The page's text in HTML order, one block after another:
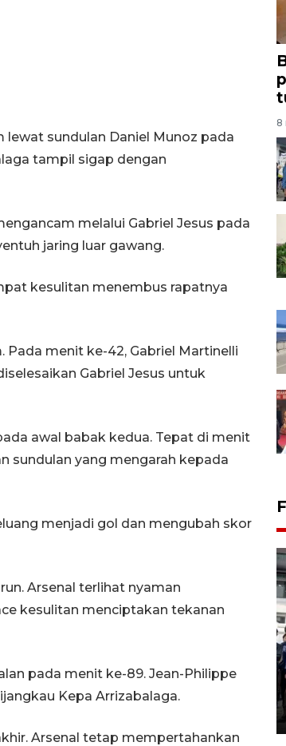
sundulan Daniel Munoz pada
tampil sigap dengan
melalui Gabriel Jesus pada
jaring luar gawang.
kesulitan menembus rapatnya
menit ke-42, Gabriel Martinelli
Gabriel Jesus untuk
awal babak kedua. Tepat di menit
sundulan yang mengarah kepada
menjadi gol dan mengubah skor
Arsenal terlihat nyaman
kesulitan menciptakan tekanan
pada menit ke-89. Jean-Philippe
Kepa Arrizabalaga.
Arsenal tetap mempertahankan
8
perkuat sinergi dengan
ANTARA Biro DIY